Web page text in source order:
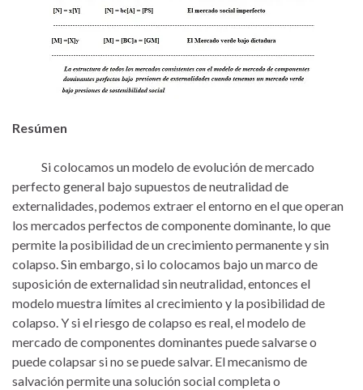
Resúmen
Si colocamos un modelo de evolución de mercado
perfecto general bajo supuestos de neutralidad de
externalidades, podemos extraer el entorno en el que operan
los mercados perfectos de componente dominante, lo que
permite la posibilidad de un crecimiento permanente y sin
colapso. Sin embargo, si lo colocamos bajo un marco de
suposición de externalidad sin neutralidad, entonces el
modelo muestra límites al crecimiento y la posibilidad de
colapso. Y si el riesgo de colapso es real, el modelo de
mercado de componentes dominantes puede salvarse o
puede colapsar si no se puede salvar. El mecanismo de
salvación permite una solución social completa o